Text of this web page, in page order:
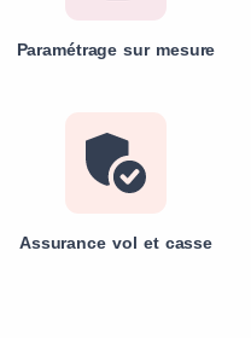
Paramétrage sur mesure
Assurance vol et casse